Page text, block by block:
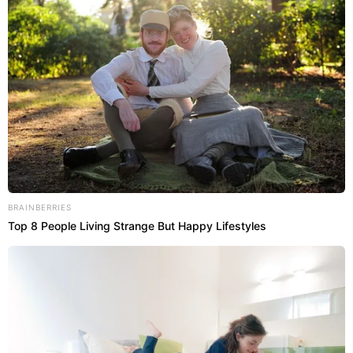
manter a qualidade de vida. Veja os principais:
Manter acompanhamento regular
com o neurologista:o monitoramento
frequente da condição permite avaliar a evolução
da condição neurológica, ajustar terapias e
identificar precocemente novos surtos ou lesões.
Seguir corretamente o tratamento:aconstância
no uso dos medicamentosmodificadores da
doença é considerada uma das principais
estratégias para reduzir inflamações, surtos e
incapacidades futuras.
Praticar atividades físicas supervisionadas:
controle da fadiga, no equilíbrio, na mobilidade
e na qualidade de vida dos pacientes.
Priorizar hábitos saudáveis:
sono adequado,
alimentação equilibrada, controle do estresse e
BRAINBERRIES
Top 8 People Living Strange But Happy Lifestyles